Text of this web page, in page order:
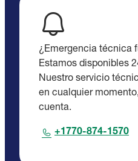
¿Emergencia técnica
Estamos disponibles
Nuestro servicio
en cualquier
cuenta.
+1770-874-1570